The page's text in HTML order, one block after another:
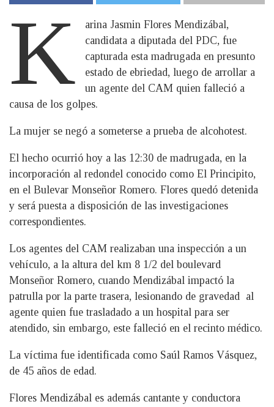
K
arina Jasmin Flores Mendizábal,
candidata a diputada del PDC, fue
capturada esta madrugada en presunto
estado de ebriedad, luego de arrollar a
un agente del CAM quien falleció a
causa de los golpes.
La mujer se negó a someterse a prueba de alcohotest.
El hecho ocurrió hoy a las 12:30 de madrugada, en la
incorporación al redondel conocido como El Principito,
en el Bulevar Monseñor Romero. Flores quedó detenida
y será puesta a disposición de las investigaciones
correspondientes.
Los agentes del CAM realizaban una inspección a un
vehículo, a la altura del km 8 1/2 del boulevard
Monseñor Romero, cuando Mendizábal impactó la
patrulla por la parte trasera, lesionando de gravedad al
agente quien fue trasladado a un hospital para ser
atendido, sin embargo, este falleció en el recinto médico.
La víctima fue identificada como Saúl Ramos Vásquez,
de 45 años de edad.
Flores Mendizábal es además cantante y conductora